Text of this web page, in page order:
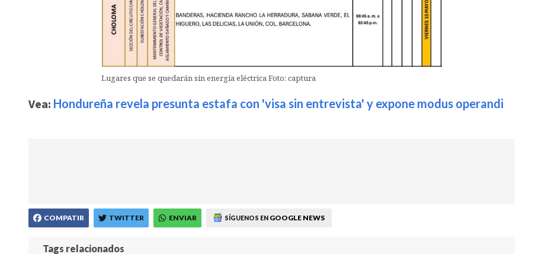
Lugares que se quedarán sin energía eléctrica Foto: captura
Vea: Hondureña revela presunta estafa con 'visa sin entrevista' y expone modus operandi
COMPATIR TWITTER ENVIAR SÍGUENOS EN GOOGLE NEWS
Tags relacionados